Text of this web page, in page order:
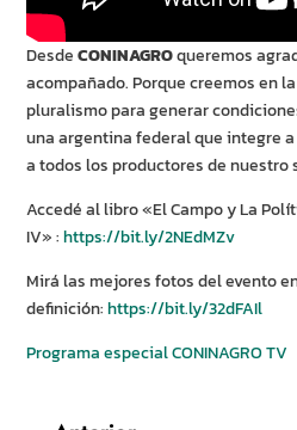
DesdeCONINAGROqueremos
acompañado. Porque creemos en
pluralismo para generar
una argentina federal que integre
a todos los productores de nuestro
Accedé al libro «El Campo y La
IV» :https://bit.ly/2NEdMZv
Mirá las mejores fotos del evento
definición:https://bit.ly/32dFAIl
Programa especial CONINAGRO TV